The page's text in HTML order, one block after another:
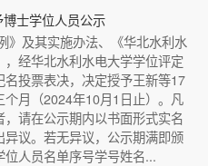
士学位人员公示
》及其实施办法、《华北水利水
经华北水利水电大学学位评定
投票表决，决定授予王新等17
月（2024年10月1日止）。凡
请在公示期内以书面形式实名
议。若无异议，公示期满即颁
人员名单序号学号姓名...